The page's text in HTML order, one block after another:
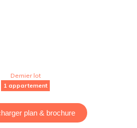
Dernier lot
1 appartement
plan & brochure